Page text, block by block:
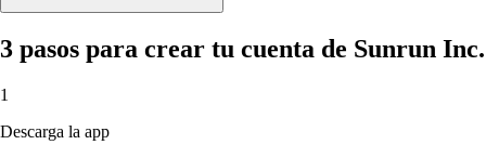
3 pasos para crear tu cuenta de Sunrun Inc.
1
Descarga la app